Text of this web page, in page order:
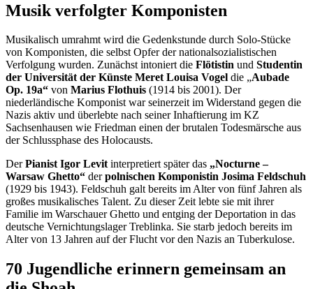
Musik verfolgter Komponisten
Musikalisch umrahmt wird die Gedenkstunde durch Solo-Stücke
von Komponisten, die selbst Opfer der nationalsozialistischen
Verfolgung wurden. Zunächst intoniert die Flötistin und Studentin
der Universität der Künste Meret Louisa Vogel die „Aubade
Op. 19a“ von Marius Flothuis (1914 bis 2001). Der
niederländische Komponist war seinerzeit im Widerstand gegen die
Nazis aktiv und überlebte nach seiner Inhaftierung im KZ
Sachsenhausen wie Friedman einen der brutalen Todesmärsche aus
der Schlussphase des Holocausts.
DerPianist Igor Levitinterpretiert später das „Nocturne –
Warsaw Ghetto“ derpolnischen Komponistin Josima Feldschuh
(1929 bis 1943). Feldschuh galt bereits im Alter von fünf Jahren als
großes musikalisches Talent. Zu dieser Zeit lebte sie mit ihrer
Familie im Warschauer Ghetto und entging der Deportation in das
deutsche Vernichtungslager Treblinka. Sie starb jedoch bereits im
Alter von 13 Jahren auf der Flucht vor den Nazis an Tuberkulose.
70 Jugendliche erinnern gemeinsam an